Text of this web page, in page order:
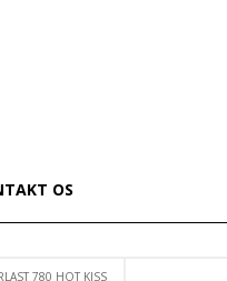
OS
780 HOT KISS